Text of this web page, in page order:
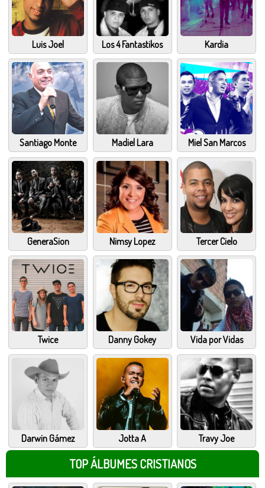
Luis Joel Los 4 Fantastikos Kardia
Santiago Monte Madiel Lara Miel San Marcos
GeneraSion Nimsy Lopez Tercer Cielo
Twice Danny Gokey Vida por Vidas
Darwin Gámez Jotta A Travy Joe
TOP ÁLBUMES CRISTIANOS